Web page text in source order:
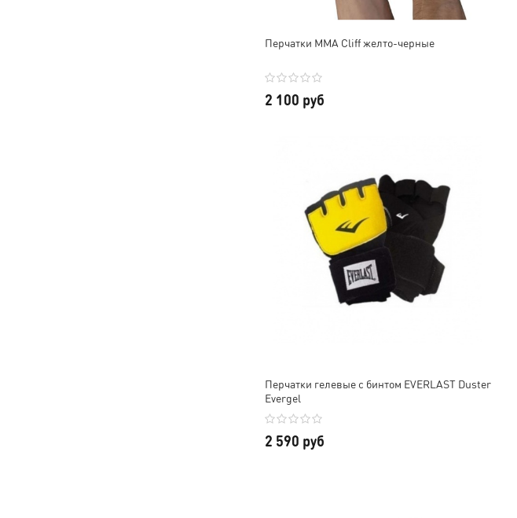
Перчатки ММА Cliff желто-черные
2 100 руб
Перчатки гелевые с бинтом EVERLAST Duster
Evergel
2 590 руб